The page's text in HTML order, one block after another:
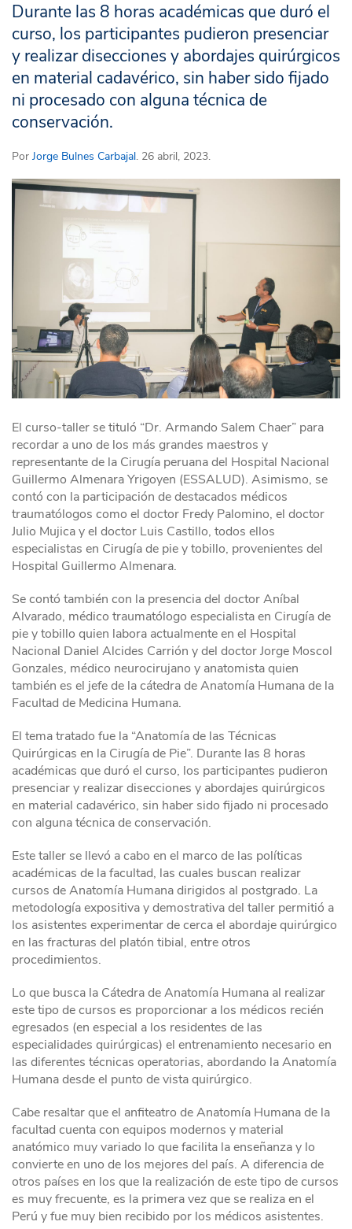
Durante las 8 horas académicas que duró el
curso, los participantes pudieron presenciar
y realizar disecciones y abordajes quirúrgicos
en material cadavérico, sin haber sido fijado
ni procesado con alguna técnica de
conservación.
Por Jorge Bulnes Carbajal. 26 abril, 2023.
El curso-taller se tituló “Dr. Armando Salem Chaer” para
recordar a uno de los más grandes maestros y
representante de la Cirugía peruana del Hospital Nacional
Guillermo Almenara Yrigoyen (ESSALUD). Asimismo, se
contó con la participación de destacados médicos
traumatólogos como el doctor Fredy Palomino, el doctor
Julio Mujica y el doctor Luis Castillo, todos ellos
especialistas en Cirugía de pie y tobillo, provenientes del
Hospital Guillermo Almenara.
Se contó también con la presencia del doctor Aníbal
Alvarado, médico traumatólogo especialista en Cirugía de
pie y tobillo quien labora actualmente en el Hospital
Nacional Daniel Alcides Carrión y del doctor Jorge Moscol
Gonzales, médico neurocirujano y anatomista quien
también es el jefe de la cátedra de Anatomía Humana de la
Facultad de Medicina Humana.
El tema tratado fue la “Anatomía de las Técnicas
Quirúrgicas en la Cirugía de Pie”. Durante las 8 horas
académicas que duró el curso, los participantes pudieron
presenciar y realizar disecciones y abordajes quirúrgicos
en material cadavérico, sin haber sido fijado ni procesado
con alguna técnica de conservación.
Este taller se llevó a cabo en el marco de las políticas
académicas de la facultad, las cuales buscan realizar
cursos de Anatomía Humana dirigidos al postgrado. La
metodología expositiva y demostrativa del taller permitió a
los asistentes experimentar de cerca el abordaje quirúrgico
en las fracturas del platón tibial, entre otros
procedimientos.
Lo que busca la Cátedra de Anatomía Humana al realizar
este tipo de cursos es proporcionar a los médicos recién
egresados (en especial a los residentes de las
especialidades quirúrgicas) el entrenamiento necesario en
las diferentes técnicas operatorias, abordando la Anatomía
Humana desde el punto de vista quirúrgico.
Cabe resaltar que el anfiteatro de Anatomía Humana de la
facultad cuenta con equipos modernos y material
anatómico muy variado lo que facilita la enseñanza y lo
convierte en uno de los mejores del país. A diferencia de
otros países en los que la realización de este tipo de cursos
es muy frecuente, es la primera vez que se realiza en el
Perú y fue muy bien recibido por los médicos asistentes.